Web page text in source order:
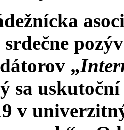
„
sa
v